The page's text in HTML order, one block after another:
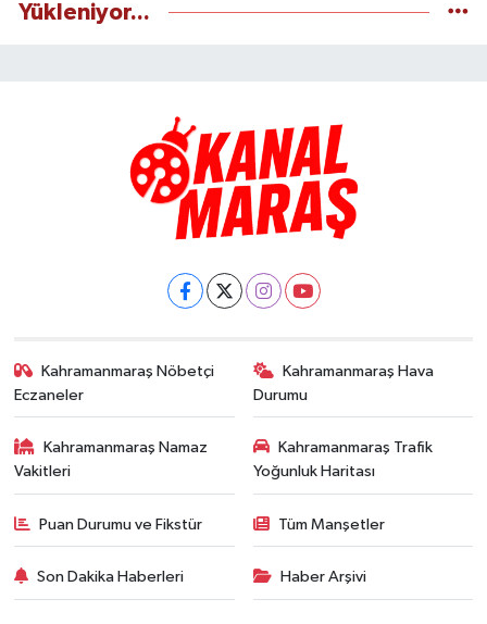
Yükleniyor...
Kahramanmaraş Nöbetçi
Eczaneler
Kahramanmaraş Hava
Durumu
Kahramanmaraş Namaz
Vakitleri
Kahramanmaraş Trafik
Yoğunluk Haritası
Puan Durumu ve Fikstür Tüm Manşetler
Son Dakika Haberleri Haber Arşivi